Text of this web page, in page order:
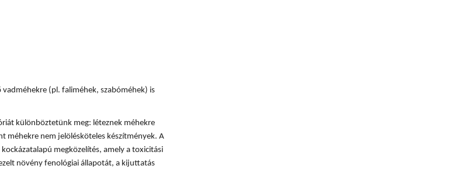
vadméhekre (pl. faliméhek, szabóméhek) is
különböztetünk meg: léteznek méhekre
méhekre nem jelölésköteles készítmények. A
megközelítés, amely a toxicitási
növény fenológiai állapotát, a kijuttatás